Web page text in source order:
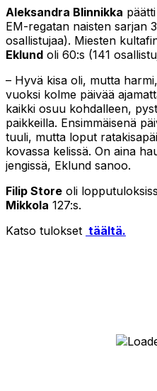
Aleksandra Blinnikka
EM-regatan naisten sarjan
osallistujaa). Miesten
Eklund oli 60:s (141
– Hyvä kisa oli, mutta
vuoksi kolme päivää
kaikki osuu kohdalleen,
paikkeilla. Ensimmäisenä
tuuli, mutta loput
kovassa kelissä. On aina
jengissä, Eklund sanoo.
Filip Store oli
Mikkola 127:s.
Katso tulokset täältä.